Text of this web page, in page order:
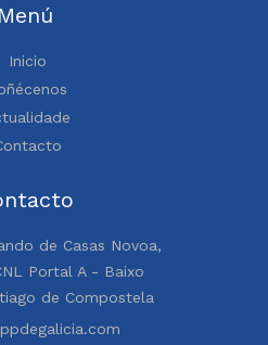
Menú
Inicio
de Casas Novoa,
Portal A - Baixo
de Compostela